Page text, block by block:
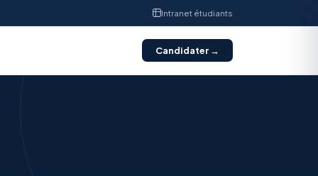
Intranet étudiants
Candidater →